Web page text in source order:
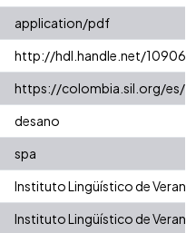
application/pdf
http://hdl.handle.net/10906/
https://colombia.sil.org/es/
desano
spa
Instituto Lingüístico de Verano
Instituto Lingüístico de Verano